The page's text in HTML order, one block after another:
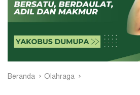
Beranda Olahraga